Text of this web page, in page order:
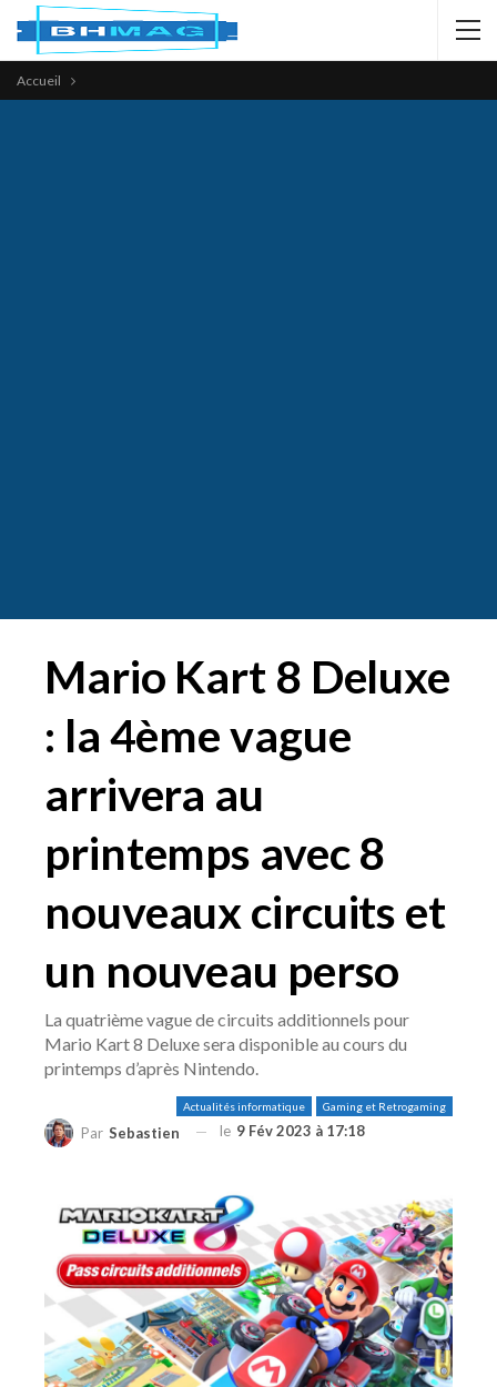
Accueil
Mario Kart 8 Deluxe
: la 4ème vague
arrivera au
printemps avec 8
nouveaux circuits et
un nouveau perso
La quatrième vague de circuits additionnels pour
Mario Kart 8 Deluxe sera disponible au cours du
printemps d’après Nintendo.
Actualités informatique Gaming et Retrogaming
Par Sebastien le 9 Fév 2023 à 17:18